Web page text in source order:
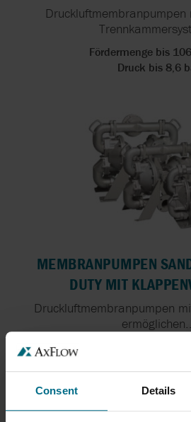
Consent Details
Fördermenge bis
Druck bis 8,6
MEMBRANPUMPEN
DUTY MIT
Druckluftmembranpumpen
ermöglichen...